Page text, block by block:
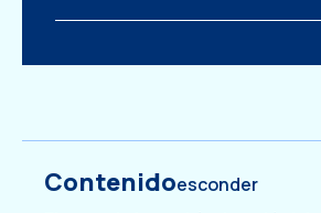
Contenidoesconder